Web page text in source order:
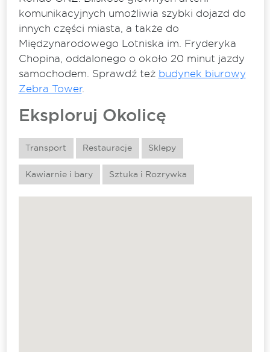
komunikacyjnych umożliwia szybki dojazd do
innych części miasta, a także do
Międzynarodowego Lotniska im. Fryderyka
Chopina, oddalonego o około 20 minut jazdy
samochodem. Sprawdź też budynek biurowy
Zebra Tower.
Eksploruj Okolicę
Transport Restauracje Sklepy
Kawiarnie i bary Sztuka i Rozrywka